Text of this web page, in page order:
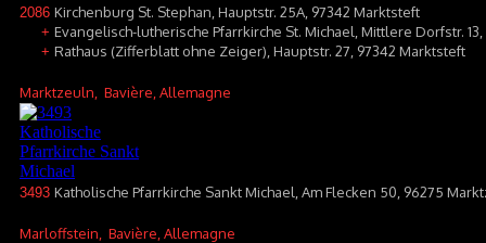
2086 Kirchenburg St. Stephan, Hauptstr. 25A, 97342 Marktsteft
+ Evangelisch-lutherische Pfarrkirche St. Michael, Mittlere Dorfstr.
+ Rathaus (Zifferblatt ohne Zeiger), Hauptstr. 27, 97342 Marktsteft
Marktzeuln , Bavière, Allemagne
3493 Katholische Pfarrkirche Sankt Michael, Am Flecken 50, 96275
Marloffstein , Bavière, Allemagne